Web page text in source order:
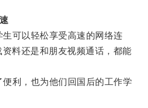
可以轻松享受高速的网络连
料还是和朋友视频通话，都能
利，也为他们回国后的工作学